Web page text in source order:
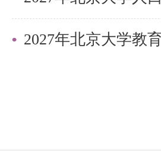
2027年北京大学教